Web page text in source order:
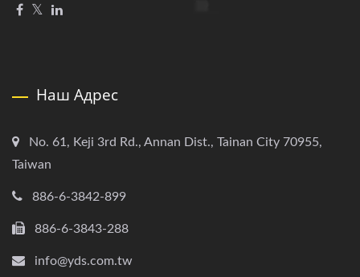
Наш Адрес
No. 61, Keji 3rd Rd., Annan Dist., Tainan City 70955,
Taiwan
886-6-3842-899
886-6-3843-288
info@yds.com.tw